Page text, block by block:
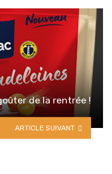
de la rentrée !
ARTICLE SUIVANT